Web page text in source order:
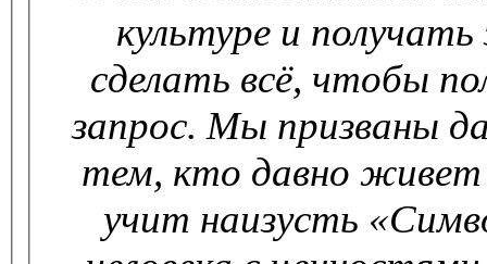
культуре и
сделать всё, чтобы
запрос. Мы призваны
тем, кто давно живет
учит наизусть